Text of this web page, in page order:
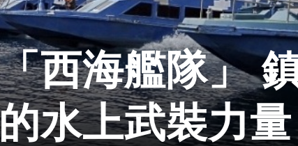
西海艦隊」
水上武裝力量